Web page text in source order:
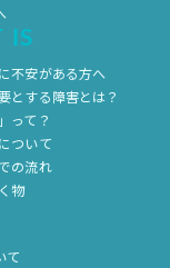
IS
不安がある方へ
とする障害とは？
って？
ついて
の流れ
物
て